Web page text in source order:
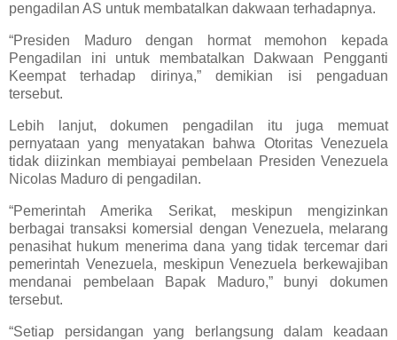
pengadilan AS untuk membatalkan dakwaan terhadapnya.
“Presiden Maduro dengan hormat memohon kepada
Pengadilan ini untuk membatalkan Dakwaan Pengganti
Keempat terhadap dirinya,” demikian isi pengaduan
tersebut.
Lebih lanjut, dokumen pengadilan itu juga memuat
pernyataan yang menyatakan bahwa Otoritas Venezuela
tidak diizinkan membiayai pembelaan Presiden Venezuela
Nicolas Maduro di pengadilan.
“Pemerintah Amerika Serikat, meskipun mengizinkan
berbagai transaksi komersial dengan Venezuela, melarang
penasihat hukum menerima dana yang tidak tercemar dari
pemerintah Venezuela, meskipun Venezuela berkewajiban
mendanai pembelaan Bapak Maduro,” bunyi dokumen
tersebut.
“Setiap persidangan yang berlangsung dalam keadaan